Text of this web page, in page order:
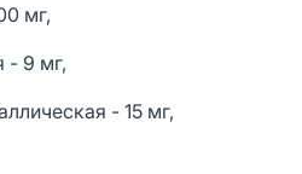
мг,
- 9 мг,
- 15 мг,